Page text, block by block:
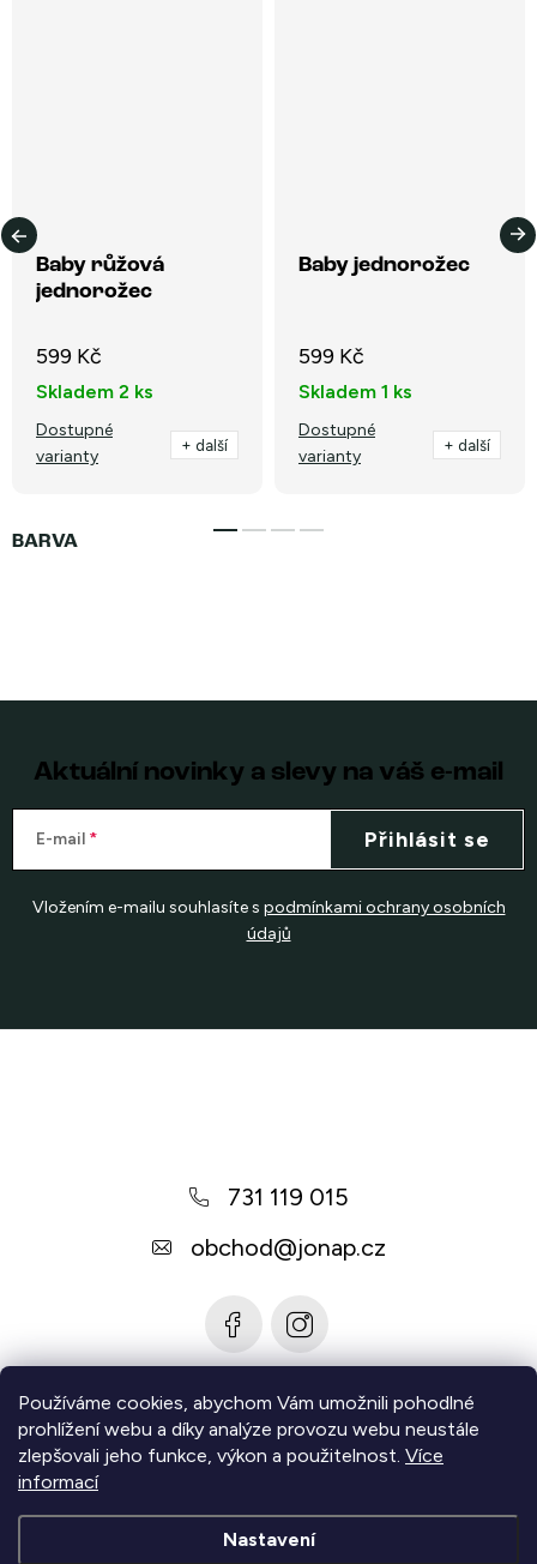
Používáme cookies, abychom Vám umožnili pohodlné
prohlížení webu a díky analýze provozu webu neustále
zlepšovali jeho funkce, výkon a použitelnost. Více
informací
Nastavení
Baby růžová
jednorožec
599 Kč
Skladem 2 ks
Dostupné
varianty
+ další
Baby jednorožec
599 Kč
Skladem 1 ks
Dostupné
varianty
+ další
Aktuální novinky a slevy na váš e-mail
E-mail
Vložením e-mailu souhlasíte s podmínkami ochrany osobních
údajů
Přihlásit se
731 119 015
obchod@jonap.cz
Informace pro vás
Zjistěte více